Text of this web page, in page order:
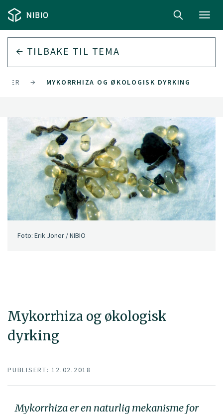
TILBAKE TIL TEMA
MYKORRHIZA OG ØKOLOGISK DYRKING
Mykorrhiza og økologisk
dyrking
Foto: Erik Joner / NIBIO
PUBLISERT: 12.02.2018
Mykorrhiza er en naturlig mekanisme for